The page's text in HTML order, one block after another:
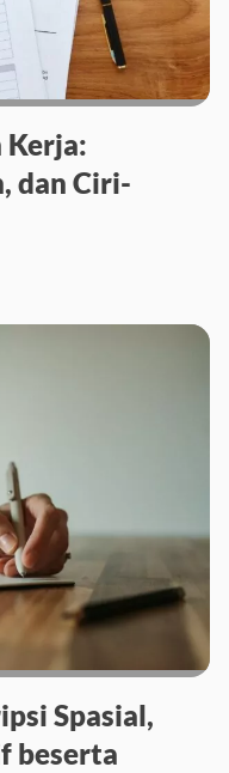
Kerja:
dan Ciri-
Spasial,
beserta